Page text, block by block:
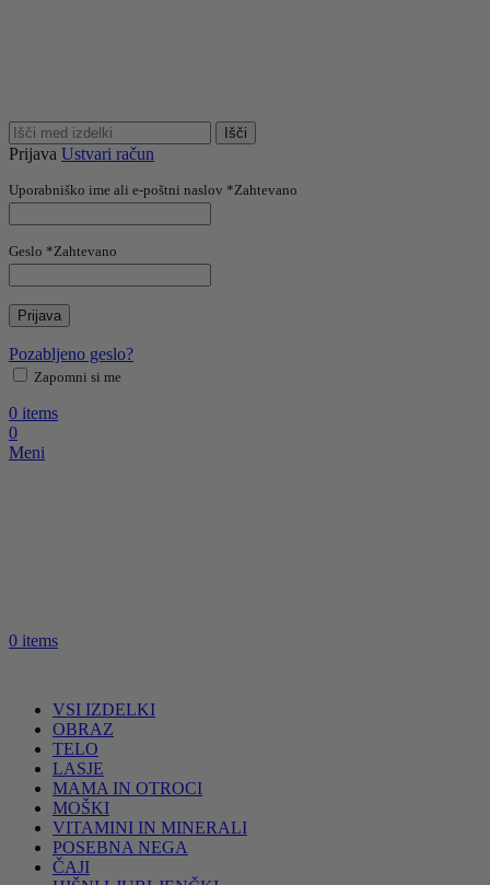
Išči
Prijava Ustvari račun
Uporabniško ime ali e-poštni naslov *Zahtevano
Geslo *Zahtevano
Prijava
Pozabljeno geslo?
Zapomni si me
0 items
0
Meni
0 items
VSI IZDELKI
OBRAZ
TELO
LASJE
MAMA IN OTROCI
MOŠKI
VITAMINI IN MINERALI
POSEBNA NEGA
ČAJI